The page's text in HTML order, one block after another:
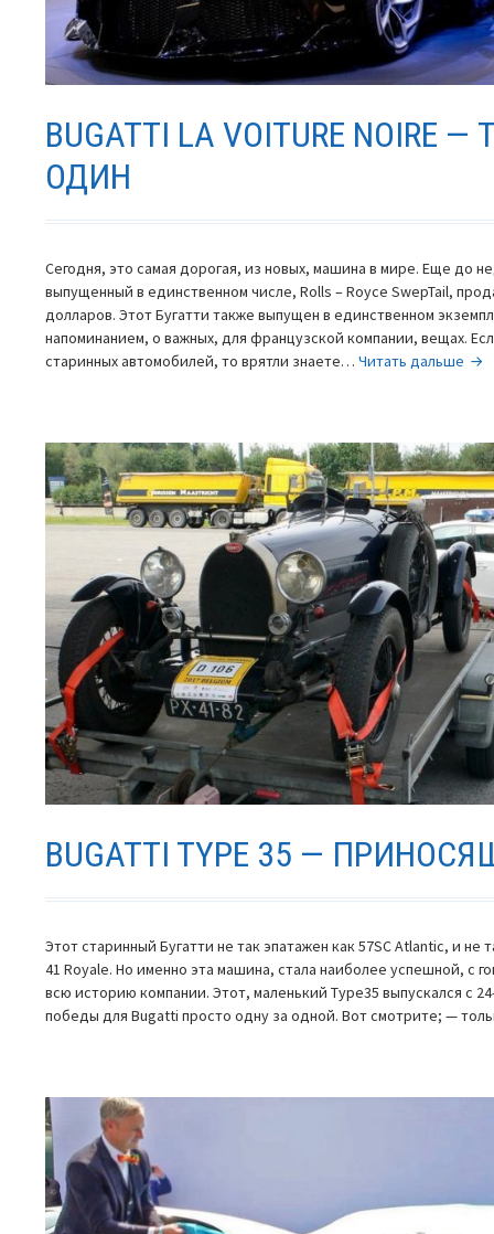
BUGATTI LA VOITURE NOIRE
ОДИН
Сегодня, это самая дорогая, из новых, машина в мире. Еще до
выпущенный в единственном числе, Rolls – Royce SwepTail,
долларов. Этот Бугатти также выпущен в единственном
напоминанием, о важных, для французской компании, вещах.
старинных автомобилей, то врятли знаете…Читать дальше
—
BUGATTI TYPE 35 —
Этот старинный Бугатти не так эпатажен как 57SC Atlantic, и не
41 Royale. Но именно эта машина, стала наиболее успешной, с
всю историю компании. Этот, маленький Type35 выпускался с
победы для Bugatti просто одну за одной. Вот смотрите; —